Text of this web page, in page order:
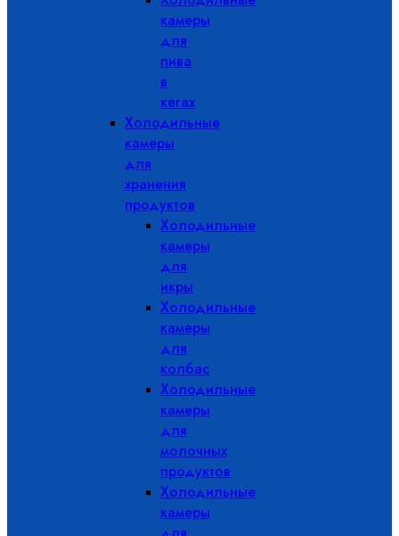
камеры
для
пива
в
кегах
Холодильные
камеры
для
хранения
продуктов
Холодильные
камеры
для
икры
Холодильные
камеры
для
колбас
Холодильные
камеры
для
молочных
продуктов
Холодильные
камеры